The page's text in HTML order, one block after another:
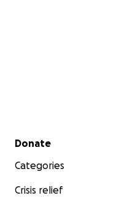
من فضلك، إذا لم تتمكن
Secondary menu
Donate
Categories
Crisis relief